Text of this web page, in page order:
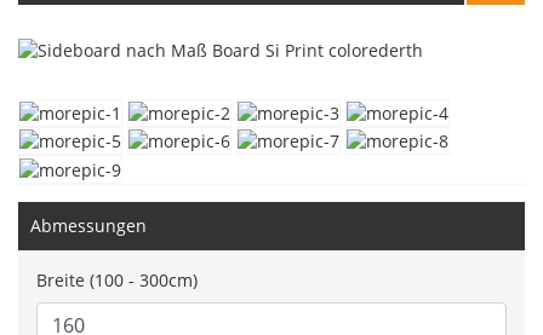
Abmessungen
Breite (100 - 300cm)